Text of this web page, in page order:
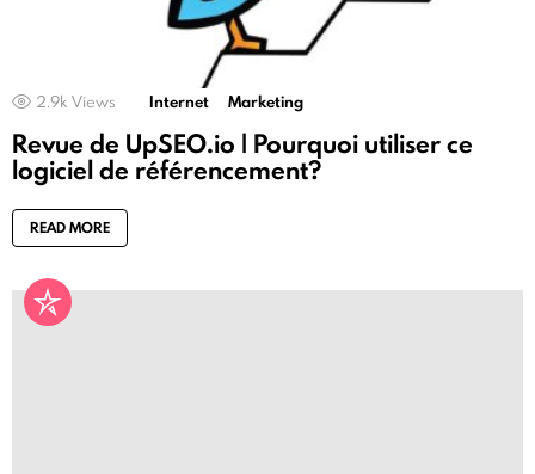
2.9k Views Internet Marketing
Revue de UpSEO.io | Pourquoi utiliser ce
logiciel de référencement?
READ MORE